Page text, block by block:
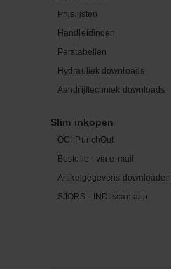
Prijslijsten
Handleidingen
Perstabellen
Hydrauliek downloads
Aandrijftechniek downloads
Slim inkopen
OCI-PunchOut
Bestellen via e-mail
Artikelgegevens downloaden
SJORS - INDI scan app